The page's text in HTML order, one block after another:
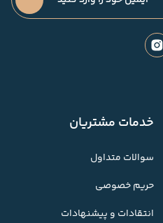
خدمات مشتریان
سوالات متداول
حریم خصوصی
انتقادات و پیشنهادات